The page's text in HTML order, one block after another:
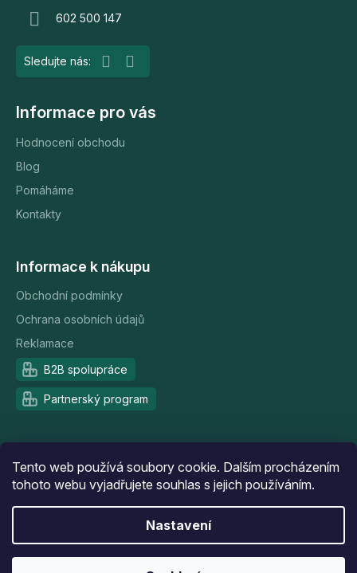
Tento web používá soubory cookie. Dalším procházením
tohoto webu vyjadřujete souhlas s jejich používáním.
Nastavení
602 500 147
Informace pro vás
Hodnocení obchodu
Blog
Pomáháme
Kontakty
Informace k nákupu
Obchodní podmínky
Ochrana osobních údajů
Reklamace
B2B spolupráce
Partnerský program